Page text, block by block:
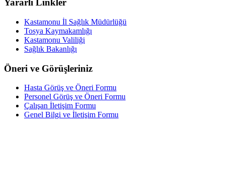
Yararlı Linkler
Kastamonu İl Sağlık Müdürlüğü
Tosya Kaymakamlığı
Kastamonu Valiliği
Sağlık Bakanlığı
Öneri ve Görüşleriniz
Hasta Görüş ve Öneri Formu
Personel Görüş ve Öneri Formu
Çalışan İletişim Formu
Genel Bilgi ve İletişim Formu